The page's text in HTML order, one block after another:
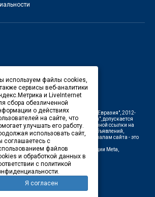
В.В. Служба информации: ООО "ТРК "Евразия" , 2012-
размещенных на сайте
"Ntsk.ru" , допускается
Редакции с указанием активной ссылки на
несет ответственности за содержание объявлений,
материалов. Комментарии к материалам сайта - это
сайта.
Facebook (принадлежат корпорации Meta,
Российской Федерации)
портала: orsk@orsk.ru
611-000,ntsk@orsk.ru
25-08-07,
(905) 896-71-28
используем файлы cookies,
сервисы веб-аналитики
и LiveInternet
сбора обезличенной
о действиях
на сайте, что
улучшать его работу.
использовать сайт,
соглашаетесь с
файлов
и обработкой данных в
с политикой
Я согласен